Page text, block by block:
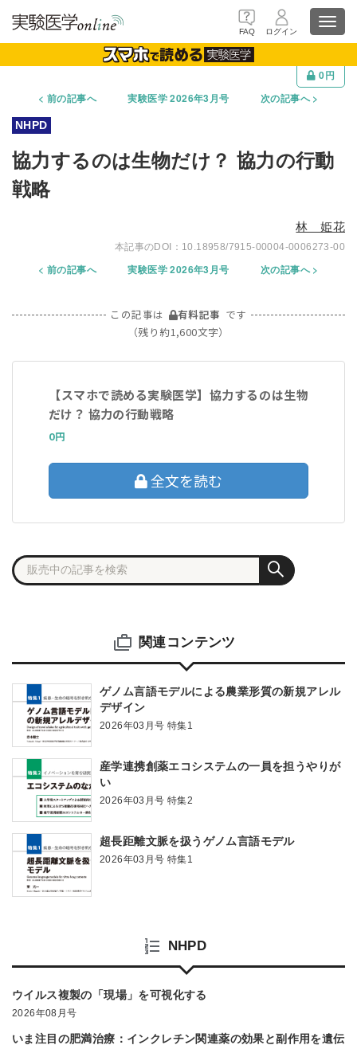
FAQ ログイン
0円
前の記事へ
実験医学 2026年3月号 次の記事へ
協力するのは生物だけ？ 協力の行動
戦略
林 姫花
10.18958/7915-00004-0006273-00
前の記事へ 実験医学 2026年3月号 次の記事へ
この記事は 有料記事 です
（残り約1,600文字）
【スマホで読める実験医学】協力するのは生物
だけ？ 協力の行動戦略
0円
全文を読む
関連コンテンツ
ゲノム言語モデルによる農業形質の新規アレル
デザイン
2026年03月号 特集1
産学連携創薬エコシステムの一員を担うやりが
い
2026年03月号 特集2
超長距離文脈を扱うゲノム言語モデル
2026年03月号 特集1
NHPD
ウイルス複製の「現場」を可視化する
2026年08月号
いま注目の肥満治療：インクレチン関連薬の効果と副作用を遺伝